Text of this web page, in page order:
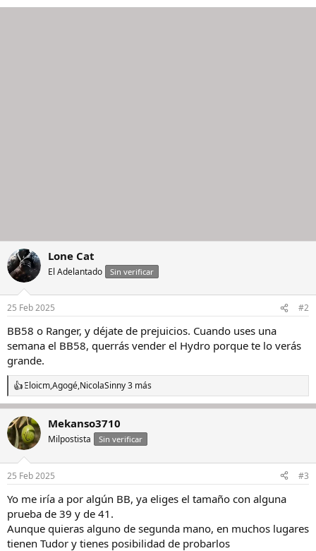
Lone Cat
El Adelantado Sin verificar
25 Feb 2025 #2
BB58 o Ranger, y déjate de prejuicios. Cuando uses una
semana el BB58, querrás vender el Hydro porque te lo verás
grande.
R
e
c
c
i
e
:
Eloicm,Agogé,NicolaSinny 3 más
Mekanso3710
Milpostista Sin verificar
25 Feb 2025 #3
Yo me iría a por algún BB, ya eliges el tamaño con alguna
prueba de 39 y de 41.
Aunque quieras alguno de segunda mano, en muchos lugares
tienen Tudor y tienes posibilidad de probarlos